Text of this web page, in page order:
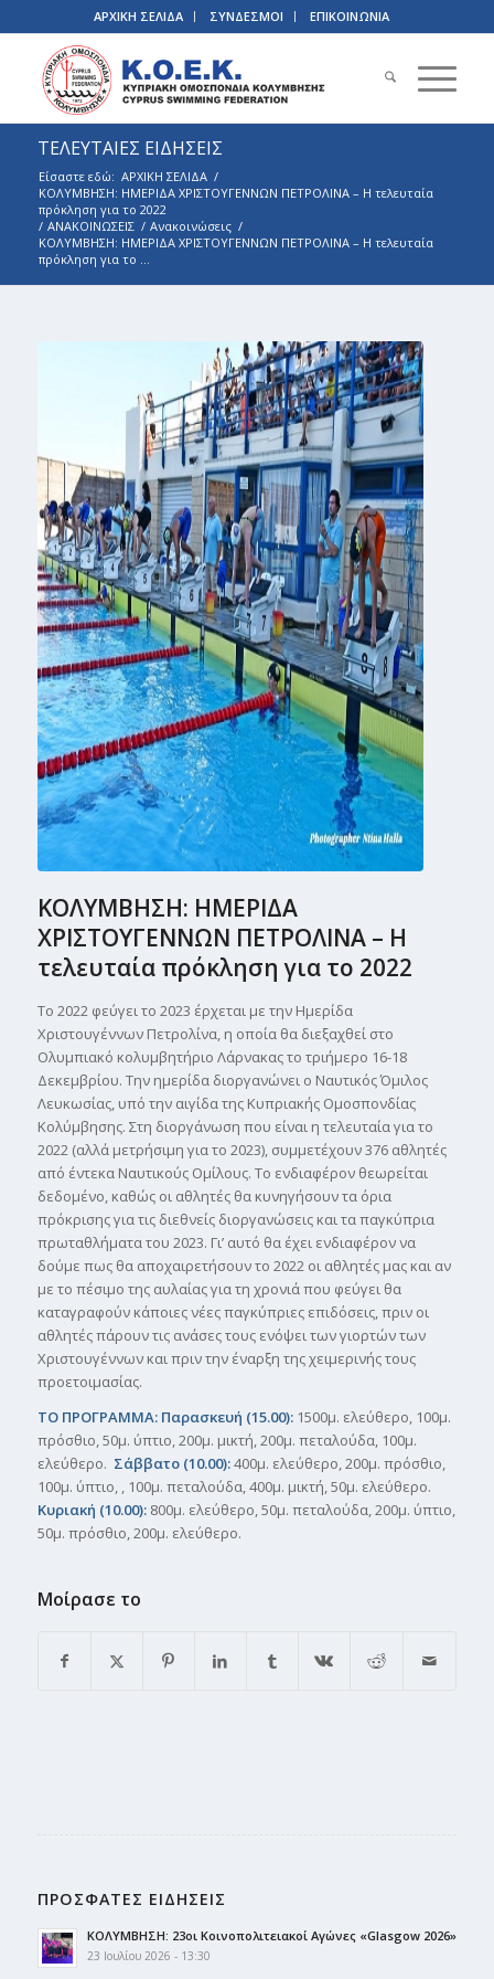
ΑΡΧΙΚΗ ΣΕΛΙΔΑ ΣΥΝΔΕΣΜΟΙ ΕΠΙΚΟΙΝΩΝΙΑ
ΤΕΛΕΥΤΑΙΕΣ ΕΙΔΗΣΕΙΣ
Είσαστε εδώ: ΑΡΧΙΚΗ ΣΕΛΙΔΑ /
ΚΟΛΥΜΒΗΣΗ: ΗΜΕΡΙΔΑ ΧΡΙΣΤΟΥΓΕΝΝΩΝ ΠΕΤΡΟΛΙΝΑ – Η τελευταία
πρόκληση για το 2022
/ ΑΝΑΚΟΙΝΩΣΕΙΣ / Ανακοινώσεις /
ΚΟΛΥΜΒΗΣΗ: ΗΜΕΡΙΔΑ ΧΡΙΣΤΟΥΓΕΝΝΩΝ ΠΕΤΡΟΛΙΝΑ – Η τελευταία
πρόκληση για το ...
ΚΟΛΥΜΒΗΣΗ: ΗΜΕΡΙΔΑ
ΧΡΙΣΤΟΥΓΕΝΝΩΝ ΠΕΤΡΟΛΙΝΑ – Η
τελευταία πρόκληση για το 2022
Το 2022 φεύγει το 2023 έρχεται με την Ημερίδα
Χριστουγέννων Πετρολίνα, η οποία θα διεξαχθεί στο
Ολυμπιακό κολυμβητήριο Λάρνακας το τριήμερο 16-18
Δεκεμβρίου. Την ημερίδα διοργανώνει ο Ναυτικός Όμιλος
Λευκωσίας, υπό την αιγίδα της Κυπριακής Ομοσπονδίας
Κολύμβησης. Στη διοργάνωση που είναι η τελευταία για το
2022 (αλλά μετρήσιμη για το 2023), συμμετέχουν 376 αθλητές
από έντεκα Ναυτικούς Ομίλους. Το ενδιαφέρον θεωρείται
δεδομένο, καθώς οι αθλητές θα κυνηγήσουν τα όρια
πρόκρισης για τις διεθνείς διοργανώσεις και τα παγκύπρια
πρωταθλήματα του 2023. Γι’ αυτό θα έχει ενδιαφέρον να
δούμε πως θα αποχαιρετήσουν το 2022 οι αθλητές μας και αν
με το πέσιμο της αυλαίας για τη χρονιά που φεύγει θα
καταγραφούν κάποιες νέες παγκύπριες επιδόσεις, πριν οι
αθλητές πάρουν τις ανάσες τους ενόψει των γιορτών των
Χριστουγέννων και πριν την έναρξη της χειμερινής τους
προετοιμασίας.
ΤΟ ΠΡΟΓΡΑΜΜΑ: Παρασκευή (15.00):1500μ. ελεύθερο, 100μ.
πρόσθιο, 50μ. ύπτιο, 200μ. μικτή, 200μ. πεταλούδα, 100μ.
ελεύθερο. Σάββατο (10.00):400μ. ελεύθερο, 200μ. πρόσθιο,
100μ. ύπτιο, , 100μ. πεταλούδα, 400μ. μικτή, 50μ. ελεύθερο.
Κυριακή (10.00):800μ. ελεύθερο, 50μ. πεταλούδα, 200μ. ύπτιο,
50μ. πρόσθιο, 200μ. ελεύθερο.
Μοίρασε το
ΠΡΟΣΦΑΤΕΣ ΕΙΔΗΣΕΙΣ
ΚΟΛΥΜΒΗΣΗ: 23οι Κοινοπολιτειακοί Αγώνες «Glasgow 2026»
23 Ιουλίου 2026 - 13:30